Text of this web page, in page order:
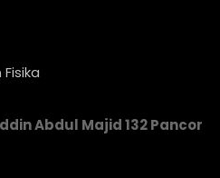
Abdul Majid 132 Pancor